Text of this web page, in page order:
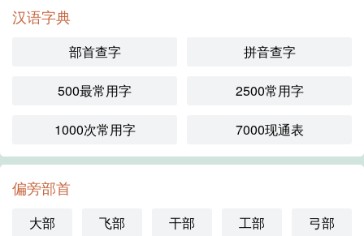
汉语字典
部首查字 拼音查字
500最常用字 2500常用字
1000次常用字 7000现通表
偏旁部首
大部 飞部 干部 工部 弓部